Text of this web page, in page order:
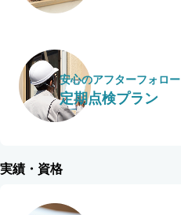
安心のアフターフォロー
定期点検プラン
実績・資格